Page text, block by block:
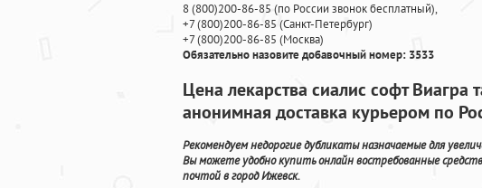
8(800)200-86-85 (по России звонок бесплатный),
+7(800)200-86-85 (Санкт-Петербург)
+7(800)200-86-85 (Москва)
Обязательно назовите добавочный номер: 3533
Цена лекарства сиалис софт
анонимная доставка курьером по
Рекомендуем недорогие дубликаты назначаемые для
Вы можете удобно купить онлайн востребованные
почтой в город Ижевск.